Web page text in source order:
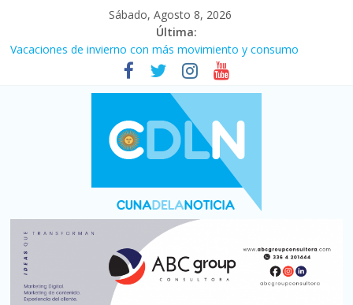
Sábado, Agosto 8, 2026
Última:
Desde que asumió Milei cerraron 41.000 kioscos: el sector
denuncia crisis como en 2001
Vacaciones de invierno con más movimiento y consumo
Fuerte caída de la venta de autos usados en julio: bajó un 12,6%
Central venció 1 a 0 al River de Coudet en el Monumental
La morosidad alcanzó su nivel más alto en dos décadas y ya
afecta a 400 mil deudores en Santa Fe